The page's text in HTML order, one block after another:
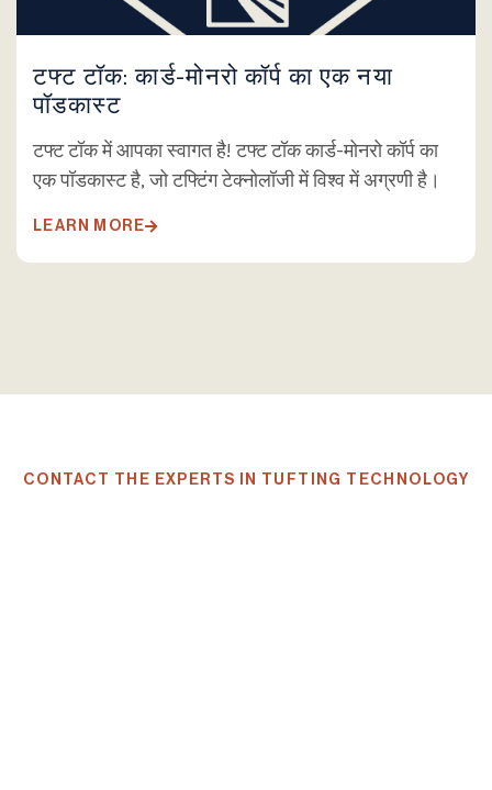
टफ्ट टॉक: कार्ड-मोनरो कॉर्प का एक नया
पॉडकास्ट
टफ्ट टॉक में आपका स्वागत है! टफ्ट टॉक कार्ड-मोनरो कॉर्प का
एक पॉडकास्ट है, जो टफ्टिंग टेक्नोलॉजी में विश्व में अग्रणी है।
LEARN MORE
CONTACT THE EXPERTS IN TUFTING TECHNOLOGY